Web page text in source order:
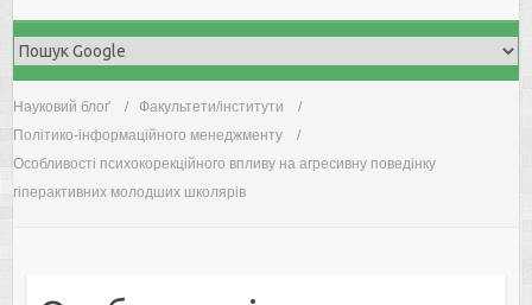
Науковий блоґ
Факультети/інститути
Політико-інформаційного менеджменту
Особливості психокорекційного впливу на агресивну поведінку
гіперактивних молодших школярів